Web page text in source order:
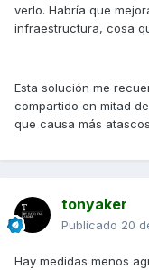
verlo. Habría que
infraestructura, cosa
Esta solución me
compartido en mitad
que causa más
tonyaker
Publicado 20
Hay medidas menos